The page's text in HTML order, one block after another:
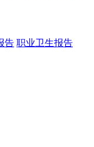
告 职业卫生报告